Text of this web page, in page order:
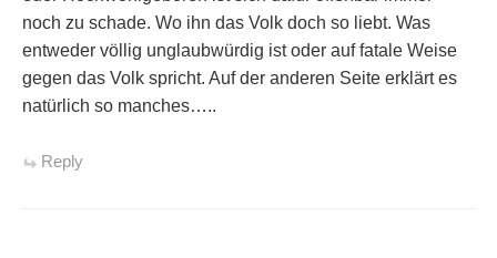
noch zu schade. Wo ihn das Volk doch so liebt. Was
entweder völlig unglaubwürdig ist oder auf fatale Weise
gegen das Volk spricht. Auf der anderen Seite erklärt es
natürlich so manches…..
Reply